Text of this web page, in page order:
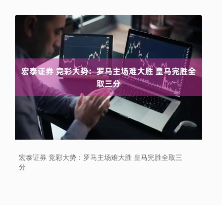
宏泰证券 竞彩大势：罗马主场难大胜 皇马完胜全取三
分